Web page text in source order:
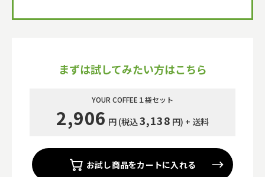
まずは試してみたい方はこちら
YOUR COFFEE １袋セット
2,906 円 (税込3,138 円) + 送料
お試し商品をカートに入れる